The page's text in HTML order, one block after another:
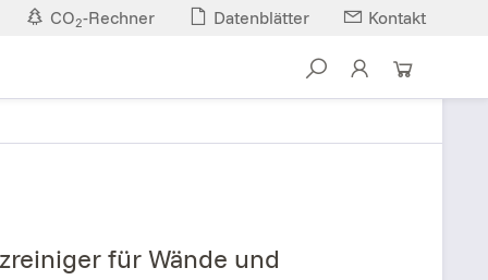
CO2-Rechner Datenblätter Kontakt
für Wände und